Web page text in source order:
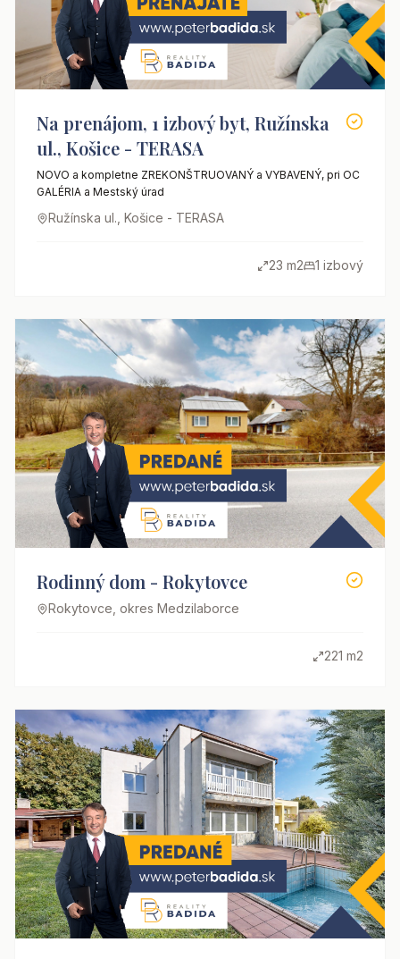
Na prenájom, 1 izbový byt, Ružínska
ul., Košice - TERASA
NOVO a kompletne ZREKONŠTRUOVANÝ a VYBAVENÝ, pri OC
GALÉRIA a Mestský úrad
Ružínska ul., Košice - TERASA
23 m2 1 izbový
Rodinný dom - Rokytovce
Rokytovce, okres Medzilaborce
221 m2